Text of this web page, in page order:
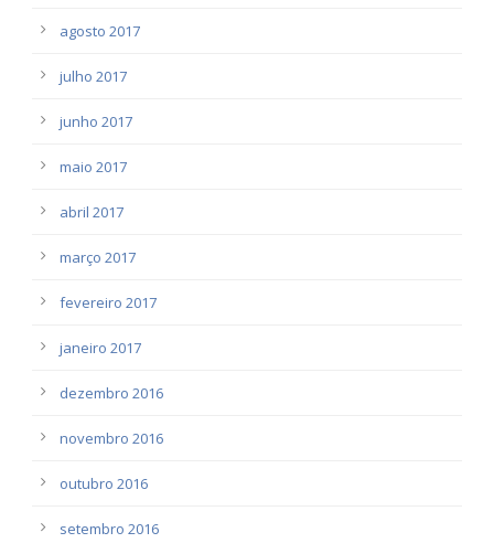
agosto 2017
julho 2017
junho 2017
maio 2017
abril 2017
março 2017
fevereiro 2017
janeiro 2017
dezembro 2016
novembro 2016
outubro 2016
setembro 2016